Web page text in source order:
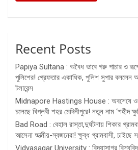
Recent Posts
Papiya Sultana : অবৈধ ভাবে গরু পাচার ও
পুলিশের! গ্রেফতার একাধিক, পুলিশ সুপার
টলারেন্স
Midnapore Hastings House : অবশেষে
চলেছে বিপ্লবী শহর মেদিনীপুরে! নতুন নাম ‘শহীদ
Bad Road : বেহাল রাস্তা,দুর্ঘটনায় শিকার
আসেনা আত্মীয়-স্বজনেরা! ক্ষুব্ধ গ্রামবাসী, চাইছে